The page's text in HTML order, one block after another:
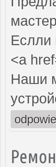
Еслли
<a
Наши